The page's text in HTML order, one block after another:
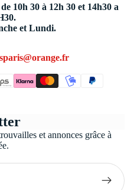
10h 30 à 12h 30 et 14h30 a
et Lundi.
et annonces grâce à